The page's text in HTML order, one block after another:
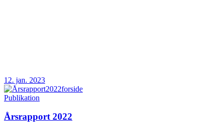
12. jan. 2023
Publikation
Årsrapport 2022